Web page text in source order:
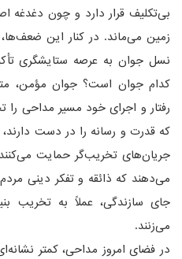
بی‌تکلیف قرار دارد و چون دغدغه
زمین می‌ماند. در کنار این ضعف‌ها،
نسل جوان به عرصه ستایشگری
کدام جوان است؟ جوان مؤمن،
رفتار و اجرای خود مسیر مداحی را
که قدرت و رسانه را در دست
جریان‌های تخریب‌گر حمایت
می‌دهند که ذائقه و تفکر دینی
جای سازندگی، عملاً به تخریب
می‌زنند.
در فضای امروز مداحی، کمتر